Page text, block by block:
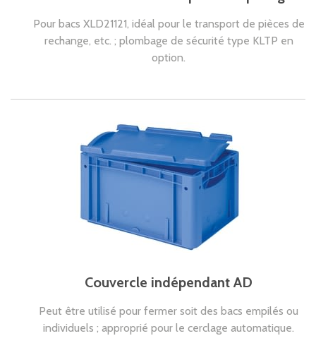
Pour bacs XLD21121, idéal pour le transport de pièces de
rechange, etc. ; plombage de sécurité type KLTP en
option.
Couvercle indépendant AD
Peut être utilisé pour fermer soit des bacs empilés ou
individuels ; approprié pour le cerclage automatique.